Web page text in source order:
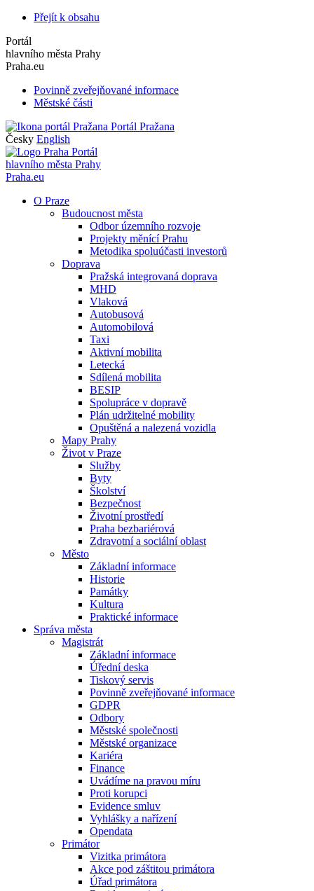
Přejít k obsahu
Portál
hlavního města Prahy
Praha.eu
Povinně zveřejňované informace
Městské části
Portál Pražana
Česky English
Portál
hlavního města Prahy
Praha.eu
O Praze
Budoucnost města
Odbor územního rozvoje
Projekty měnící Prahu
Metodika spoluúčasti investorů
Doprava
Pražská integrovaná doprava
MHD
Vlaková
Autobusová
Automobilová
Taxi
Aktivní mobilita
Letecká
Sdílená mobilita
BESIP
Spolupráce v dopravě
Plán udržitelné mobility
Opuštěná a nalezená vozidla
Mapy Prahy
Život v Praze
Služby
Byty
Školství
Bezpečnost
Životní prostředí
Praha bezbariérová
Zdravotní a sociální oblast
Město
Základní informace
Historie
Památky
Kultura
Praktické informace
Správa města
Magistrát
Základní informace
Úřední deska
Tiskový servis
Povinně zveřejňované informace
GDPR
Odbory
Městské společnosti
Městské organizace
Kariéra
Finance
Uvádíme na pravou míru
Proti korupci
Evidence smluv
Vyhlášky a nařízení
Opendata
Primátor
Vizitka primátora
Akce pod záštitou primátora
Úřad primátora